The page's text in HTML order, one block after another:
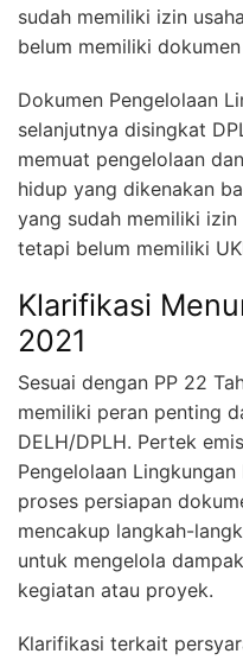
sudah memiliki izin
belum memiliki
Dokumen Pengelolaan
selanjutnya disingkat
memuat pengelolaan
hidup yang dikenakan
yang sudah memiliki
tetapi belum memiliki
Klarifikasi
2021
Sesuai dengan PP 22
memiliki peran penting
DELH/DPLH. Pertek
Pengelolaan
proses persiapan
mencakup langkah-
untuk mengelola
kegiatan atau proyek.
Klarifikasi terkait